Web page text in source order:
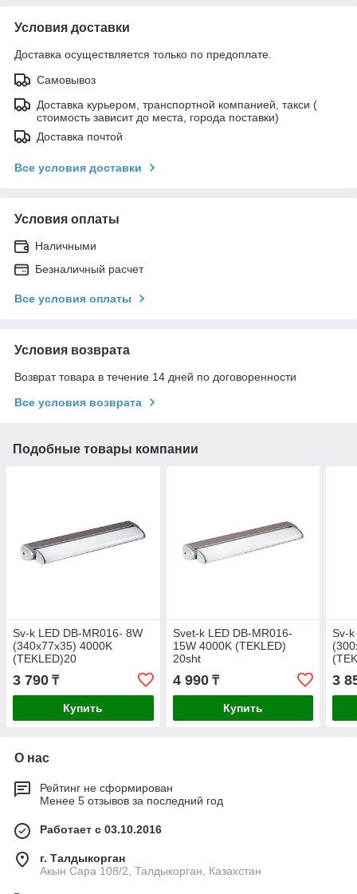
Условия доставки
Доставка осуществляется только по предоплате.
Самовывоз
Доставка курьером, транспортной компанией, такси (
стоимость зависит до места, города поставки)
Доставка почтой
Все условия доставки
Условия оплаты
Наличными
Безналичный расчет
Все условия оплаты
Условия возврата
Возврат товара в течение 14 дней по договоренности
Все условия возврата
Подобные товары компании
Sv-k LED DB-MR016- 8W
(340x77x35) 4000K
(TEKLED)20
3 790 ₸
Купить
Svet-k LED DB-MR016-
15W 4000K (TEKLED)
20sht
4 990₸
Купить
Sv-
3
О нас
Рейтинг не сформирован
Менее 5 отзывов за последний год
Работает с 03.10.2016
г. Талдыкорган
Акын Сара 108/2, Талдыкорган, Казахстан